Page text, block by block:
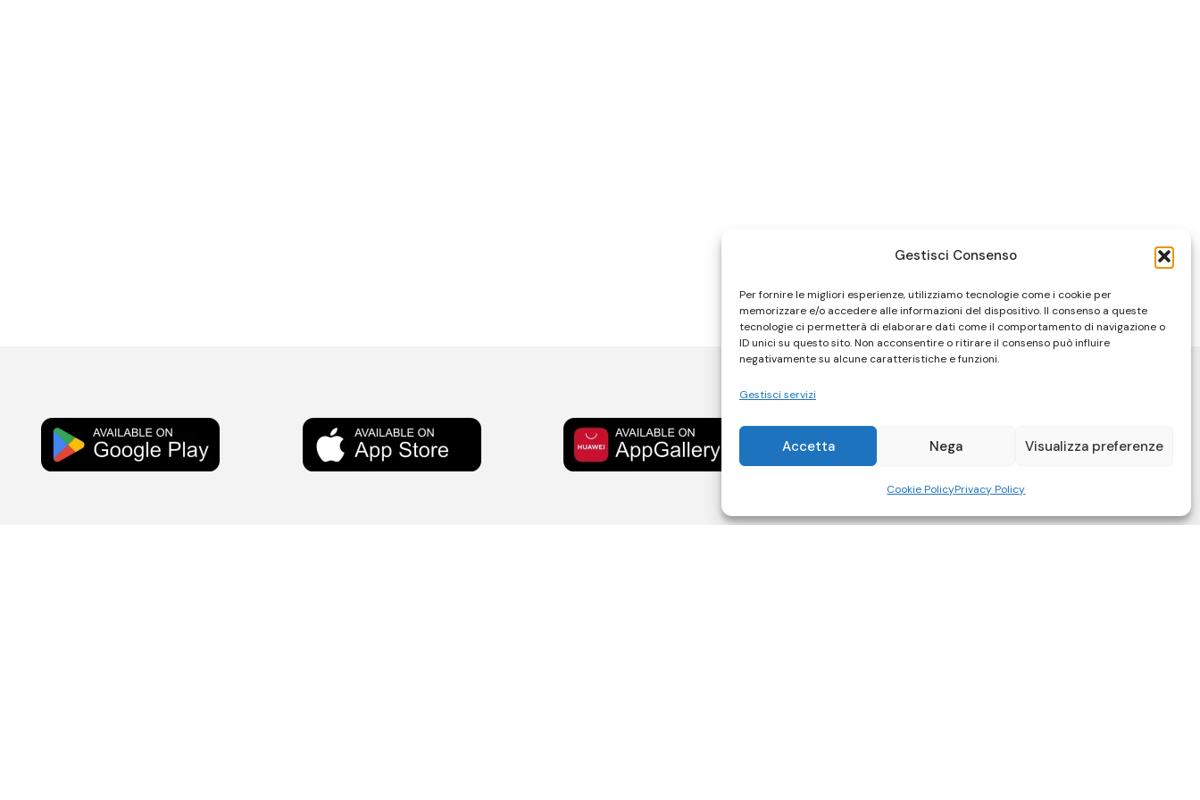
Gestisci Consenso
Per fornire le migliori esperienze, utilizziamo tecnologie come i cookie per
memorizzare e/o accedere alle informazioni del dispositivo. Il consenso a queste
tecnologie ci permetterà di elaborare dati come il comportamento di navigazione o
ID unici su questo sito. Non acconsentire o ritirare il consenso può influire
negativamente su alcune caratteristiche e funzioni.
Gestisci servizi
Accetta Nega Visualizza preferenze
Cookie PolicyPrivacy Policy